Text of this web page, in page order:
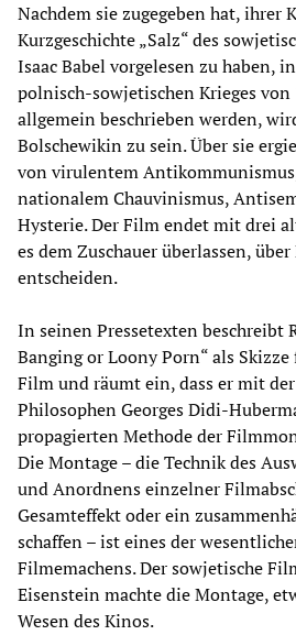
Nachdem sie zugegeben hat, ihrer
Kurzgeschichte „Salz“ des
Isaac Babel vorgelesen zu haben,
polnisch-sowjetischen Krieges von
allgemein beschrieben werden,
Bolschewikin zu sein. Über sie
von virulentem
nationalem Chauvinismus,
Hysterie. Der Film endet mit drei
es dem Zuschauer überlassen,
entscheiden.
In seinen Pressetexten beschreibt
Banging or Loony Porn“ als
Film und räumt ein, dass er mit
Philosophen Georges Didi-
propagierten Methode der
Die Montage – die Technik des
und Anordnens einzelner
Gesamteffekt oder ein
schaffen – ist eines der
Filmemachens. Der sowjetische
Eisenstein machte die Montage,
Wesen des Kinos.